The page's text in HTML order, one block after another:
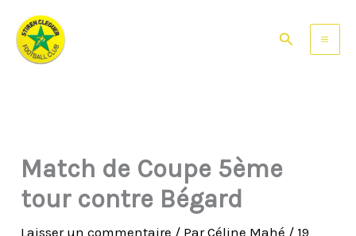
contenu
Rechercher
Match de Coupe 5ème
tour contre Bégard
Laisser un commentaire / ParCéline Mahé / 19